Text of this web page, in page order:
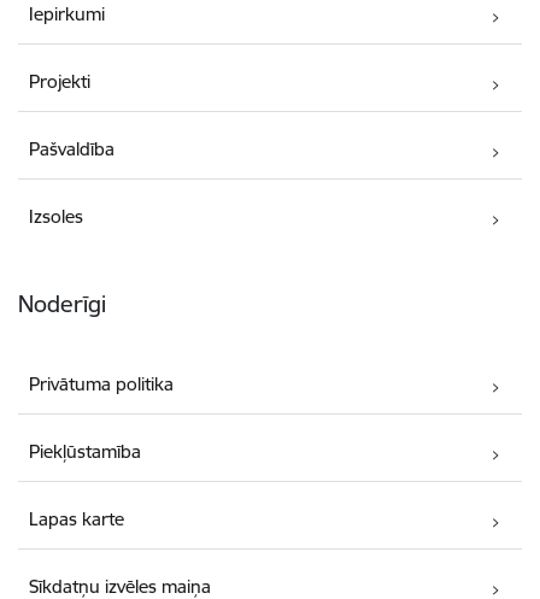
Iepirkumi
Projekti
Pašvaldība
Izsoles
Noderīgi
Privātuma politika
Piekļūstamība
Lapas karte
Sīkdatņu izvēles maiņa